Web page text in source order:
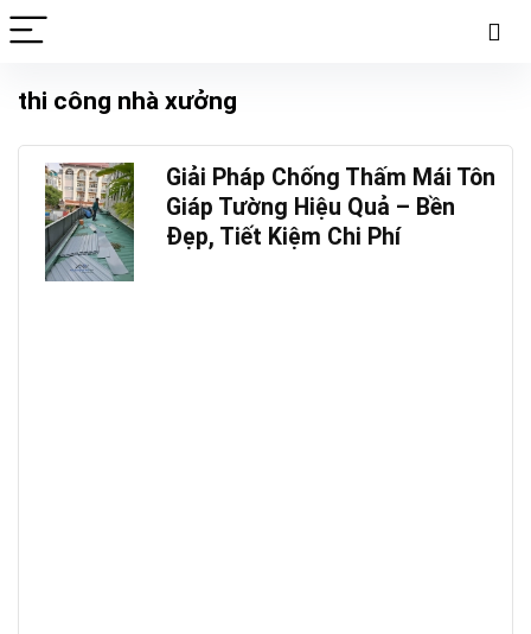
thi công nhà xưởng
Giải Pháp Chống Thấm Mái Tôn
Giáp Tường Hiệu Quả – Bền
Đẹp, Tiết Kiệm Chi Phí